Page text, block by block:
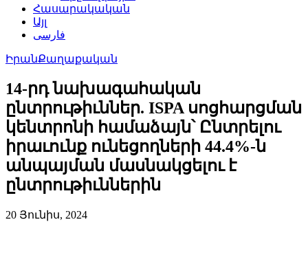
Հասարակական
Այլ
فارسی
ԻրանՔաղաքական
14-րդ նախագահական
ընտրութիւններ. ISPA սոցհարցման
կենտրոնի համաձայն՝ Ընտրելու
իրաւունք ունեցողների 44.4%-ն
անպայման մասնակցելու է
ընտրութիւններին
20 Յունիս, 2024